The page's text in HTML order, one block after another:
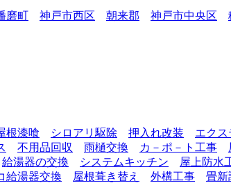
磨町 神戸市西区 朝来郡 神戸市中央区
根漆喰 シロアリ駆除 押入れ改装 エク
不用品回収 雨樋交換 カ－ポ－ト工事
給湯器の交換 システムキッチン 屋上防水
給湯器交換 屋根葺き替え 外構工事 畳新